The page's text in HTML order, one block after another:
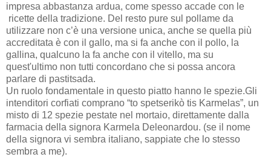
impresa abbastanza ardua, come spesso accade con le
ricette della tradizione. Del resto pure sul pollame da
utilizzare non c’è una versione unica, anche se quella più
accreditata è con il gallo, ma si fa anche con il pollo, la
gallina, qualcuno la fa anche con il vitello, ma su
quest'ultimo non tutti concordano che si possa ancora
parlare di pastitsada.
Un ruolo fondamentale in questo piatto hanno le spezie.Gli
intenditori corfiati comprano “to spetserikò tis Karmelas”, un
misto di 12 spezie pestate nel mortaio, direttamente dalla
farmacia della signora Karmela Deleonardou. (se il nome
della signora vi sembra italiano, sappiate che lo stesso
sembra a me).